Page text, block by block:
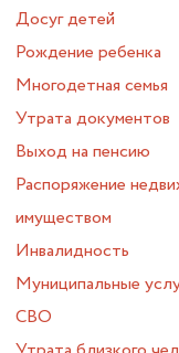
Досуг детей
Рождение ребенка
Многодетная семья
Утрата документов
Выход на пенсию
Распоряжение
имуществом
Инвалидность
Муниципальные
СВО